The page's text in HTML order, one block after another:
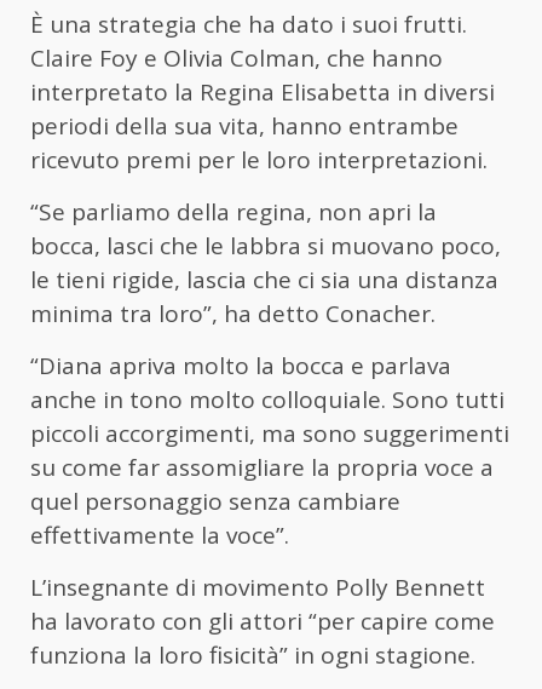
È una strategia che ha dato i suoi frutti.
Claire Foy e Olivia Colman, che hanno
interpretato la Regina Elisabetta in diversi
periodi della sua vita, hanno entrambe
ricevuto premi per le loro interpretazioni.
“Se parliamo della regina, non apri la
bocca, lasci che le labbra si muovano poco,
le tieni rigide, lascia che ci sia una distanza
minima tra loro”, ha detto Conacher.
“Diana apriva molto la bocca e parlava
anche in tono molto colloquiale. Sono tutti
piccoli accorgimenti, ma sono suggerimenti
su come far assomigliare la propria voce a
quel personaggio senza cambiare
effettivamente la voce”.
L’insegnante di movimento Polly Bennett
ha lavorato con gli attori “per capire come
funziona la loro fisicità” in ogni stagione.